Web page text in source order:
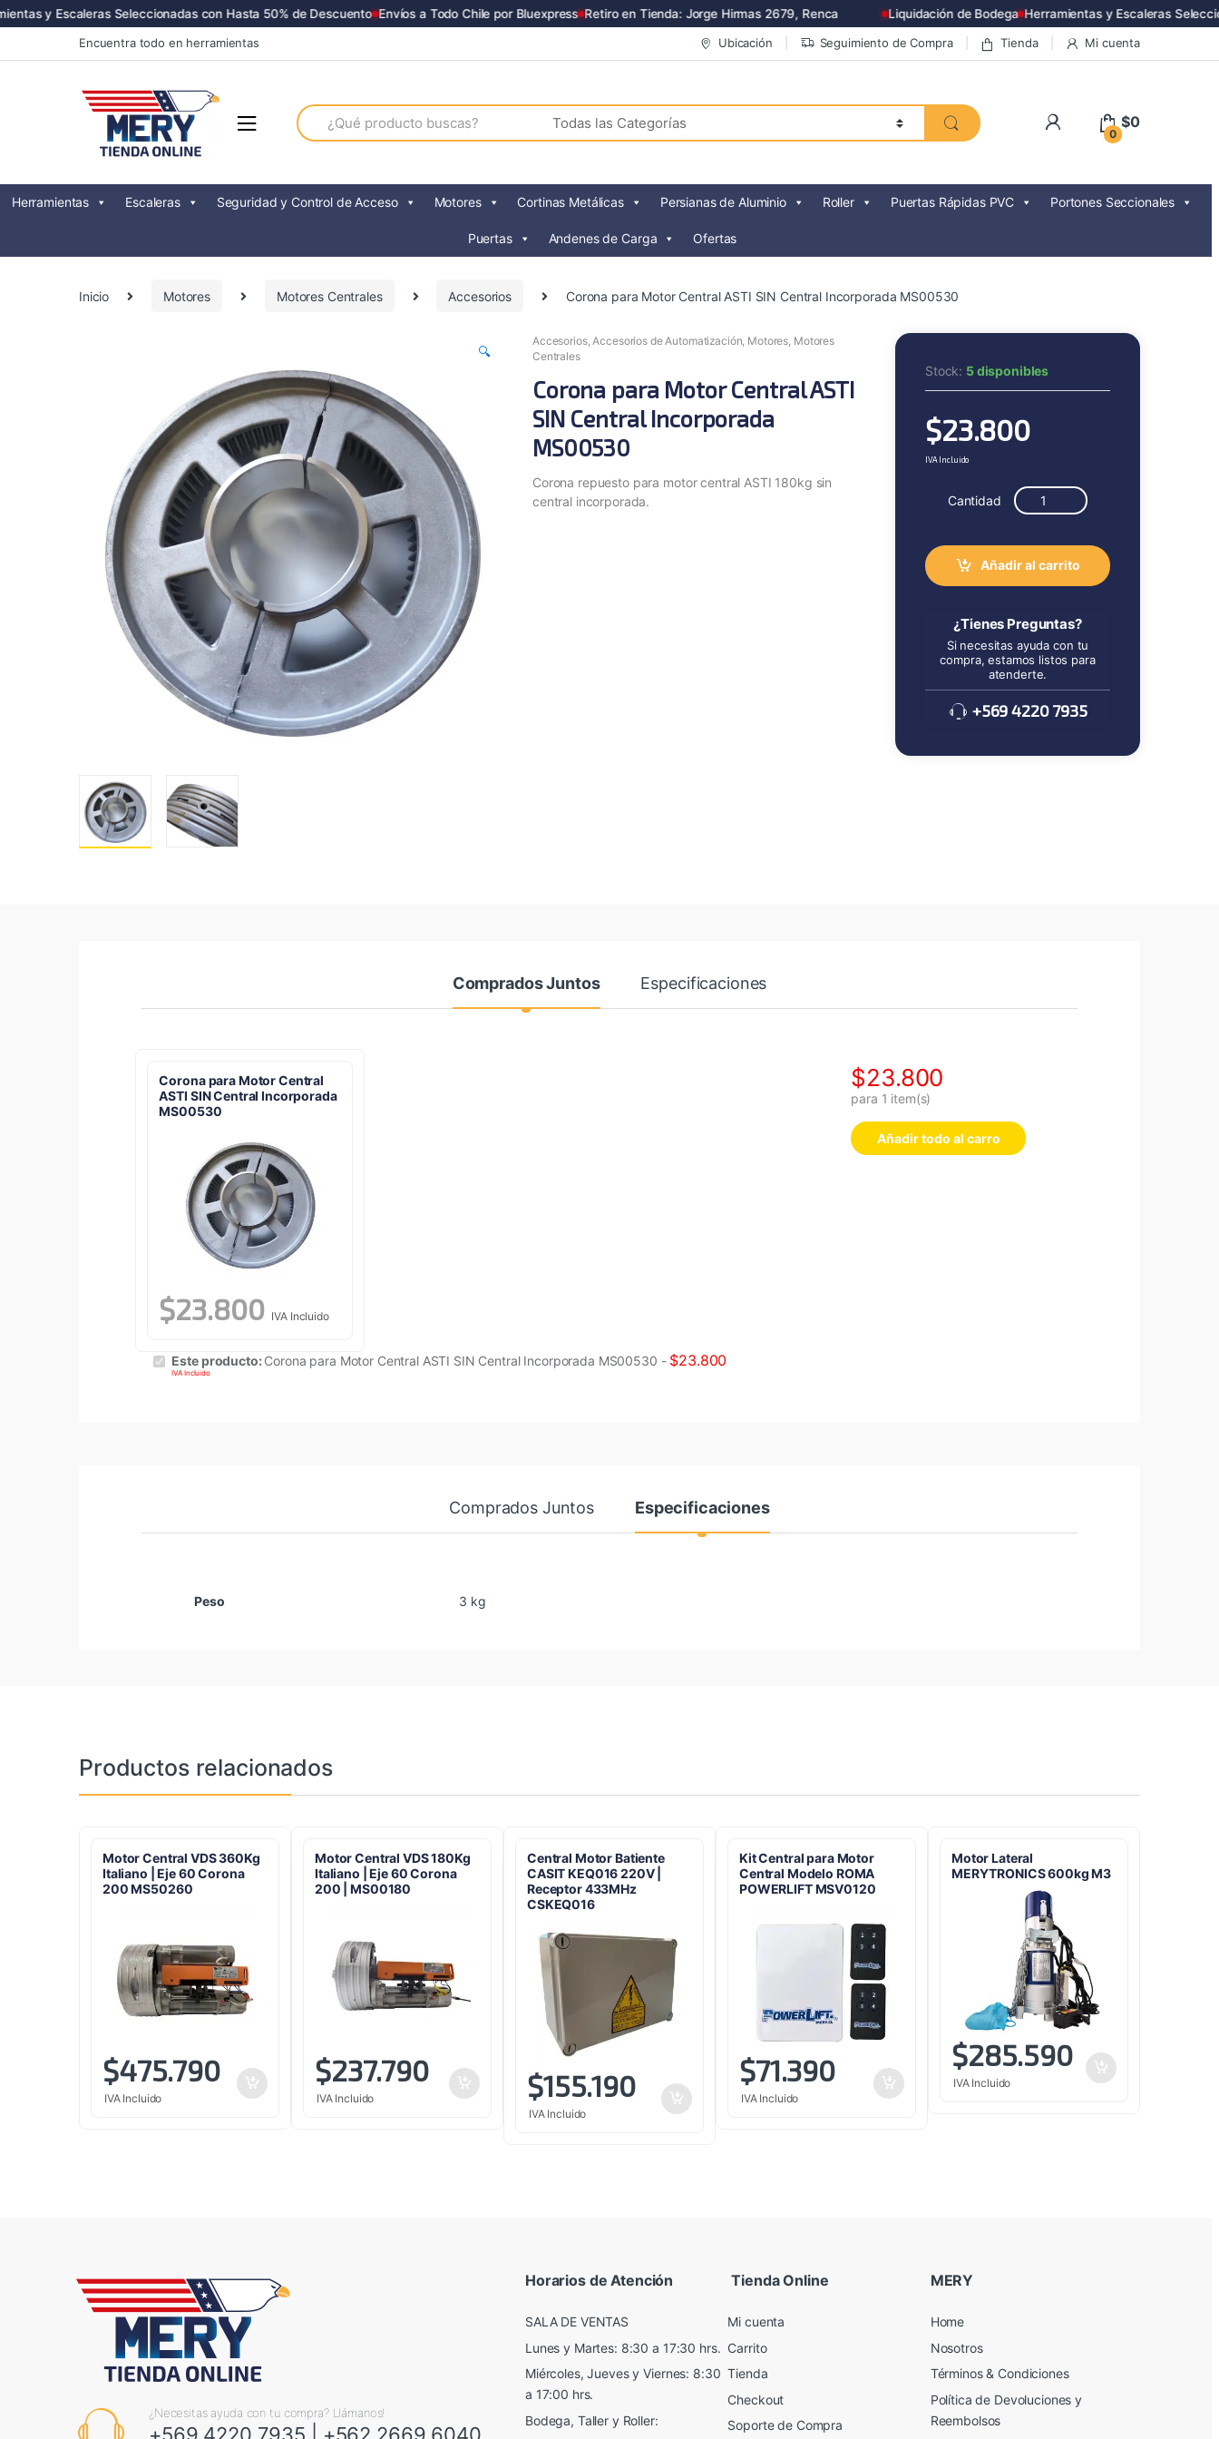
y Escaleras Seleccionadas con Hasta 50% de Descuento Envíos a Todo Chile por Bluexpress Retiro en Tienda: Jorge Hirmas 2679, Renca Liquidación de Bodega Herramientas y Escaleras
to
to
Encuentra todo en herramientas Ubicación Seguimiento de Compra Tienda Mi cuenta
Search
for:
0
$0
Herramientas Escaleras Seguridad y Control de Acceso Motores Cortinas Metálicas Persianas de Aluminio Roller Puertas Rápidas PVC Portones Seccionales
Puertas Andenes de Carga Ofertas
Inicio Motores Motores Centrales Accesorios Corona para Motor Central ASTI SIN Central Incorporada MS00530
🔍
Accesorios, Accesorios de Automatización Motores Motores
Centrales
Corona para Motor Central ASTI
SIN Central Incorporada
MS00530
Corona repuesto para motor central ASTI 180kg sin
central incorporada.
Stock: 5 disponibles
$23.800
IVA Incluido
Cantidad
Añadir al carrito
¿Tienes Preguntas?
Si necesitas ayuda con tu
compra, estamos listos para
atenderte.
+569 4220 7935
Comprados Juntos Especificaciones
Corona para Motor Central
ASTI SIN Central Incorporada
MS00530
$23.800 IVA Incluido
Este producto: Corona para Motor Central ASTI SIN Central Incorporada MS00530 - $23.800
IVA Incluido
$23.800
para 1 item(s)
Añadir todo al carro
Comprados Juntos Especificaciones
Peso 3 kg
Productos relacionados
Motor Central VDS 360Kg
Italiano | Eje 60 Corona
200 MS50260
$475.790
IVA Incluido
Motor Central VDS 180Kg
Italiano | Eje 60 Corona
200 | MS00180
$237.790
IVA Incluido
Central Motor Batiente
CASIT KEQ016 220V |
Receptor 433MHz
CSKEQ016
$155.190
IVA Incluido
Kit Central para Motor
Central Modelo ROMA
POWERLIFT MSV0120
$71.390
IVA Incluido
Motor Lateral
MERYTRONICS 600kg M3
$285.590
IVA Incluido
¿Necesitas ayuda con tu compra? Llámanos!
Horarios de Atención
SALA DE VENTAS
Lunes y Martes: 8:30 a 17:30 hrs.
Miércoles, Jueves y Viernes: 8:30
a 17:00 hrs.
Bodega, Taller y Roller:
Tienda Online
Mi cuenta
Carrito
Tienda
Checkout
Soporte de Compra
MERY
Home
Nosotros
Términos & Condiciones
Política de Devoluciones y
Reembolsos